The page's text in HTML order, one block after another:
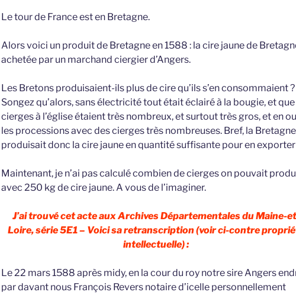
Le tour de France est en Bretagne.
Alors voici un produit de Bretagne en 1588 : la cire jaune de
achetée par un marchand ciergier d’Angers.
Les Bretons produisaient-ils plus de cire qu’ils s’en consommaient ?
Songez qu’alors, sans électricité tout était éclairé à la bougie, et que
cierges à l’église étaient très nombreux, et surtout très gros, et en
les processions avec des cierges très nombreuses. Bref, la Bretagne
produisait donc la cire jaune en quantité suffisante pour en exporter
Maintenant, je n’ai pas calculé combien de cierges on pouvait
avec 250 kg de cire jaune. A vous de l’imaginer.
J’ai trouvé cet acte aux Archives Départementales du Maine-
Loire, série 5E1 – Voici sa retranscription (voir ci-contre
intellectuelle) :
Le 22 mars 1588 après midy, en la cour du roy notre sire Angers
par davant nous François Revers notaire d’icelle personnellement